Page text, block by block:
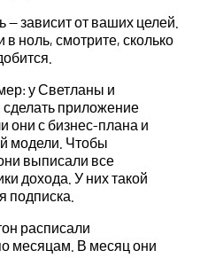
— зависит от ваших целей.
ноль, смотрите, сколько
у Светланы и
приложение
они с бизнес-плана и
модели. Чтобы
выписали все
дохода. У них такой
подписка.
расписали
месяцам. В месяц они